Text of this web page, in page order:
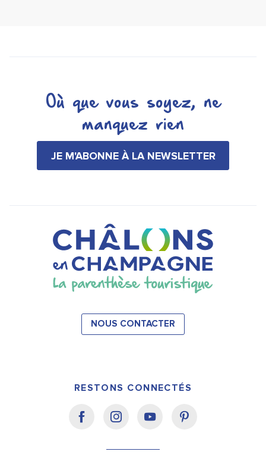
Où que vous soyez, ne
manquez rien
JE M'ABONNE À LA NEWSLETTER
NOUS CONTACTER
RESTONS CONNECTÉS